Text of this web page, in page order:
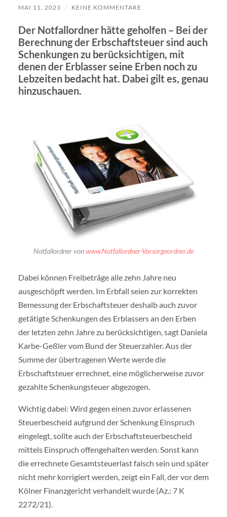
MAI 11, 2023 / KEINE KOMMENTARE
Der Notfallordner hätte geholfen – Bei der
Berechnung der Erbschaftsteuer sind auch
Schenkungen zu berücksichtigen, mit
denen der Erblasser seine Erben noch zu
Lebzeiten bedacht hat. Dabei gilt es, genau
hinzuschauen.
Notfallordner vonwww.Notfallordner-Vorsorgeordner.de
Dabei können Freibeträge alle zehn Jahre neu
ausgeschöpft werden. Im Erbfall seien zur korrekten
Bemessung der Erbschaftsteuer deshalb auch zuvor
getätigte Schenkungen des Erblassers an den Erben
der letzten zehn Jahre zu berücksichtigen, sagt Daniela
Karbe-Geßler vom Bund der Steuerzahler. Aus der
Summe der übertragenen Werte werde die
Erbschaftsteuer errechnet, eine möglicherweise zuvor
gezahlte Schenkungsteuer abgezogen.
Wichtig dabei: Wird gegen einen zuvor erlassenen
Steuerbescheid aufgrund der Schenkung Einspruch
eingelegt, sollte auch der Erbschaftsteuerbescheid
mittels Einspruch offengehalten werden. Sonst kann
die errechnete Gesamtsteuerlast falsch sein und später
nicht mehr korrigiert werden, zeigt ein Fall, der vor dem
Kölner Finanzgericht verhandelt wurde (Az.: 7 K
2272/21).